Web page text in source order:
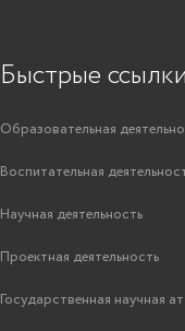
Быстрые ссылки
Образовательная
Воспитательная
Научная деятельность
Проектная деятельность
Государственная научная